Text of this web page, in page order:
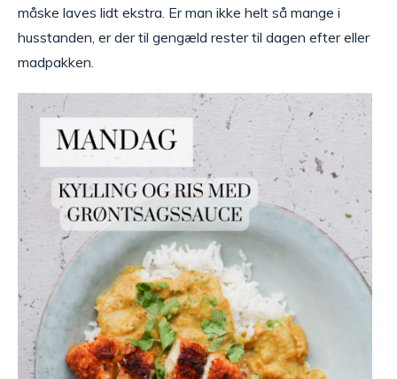
måske laves lidt ekstra. Er man ikke helt så mange i
husstanden, er der til gengæld rester til dagen efter eller
madpakken.